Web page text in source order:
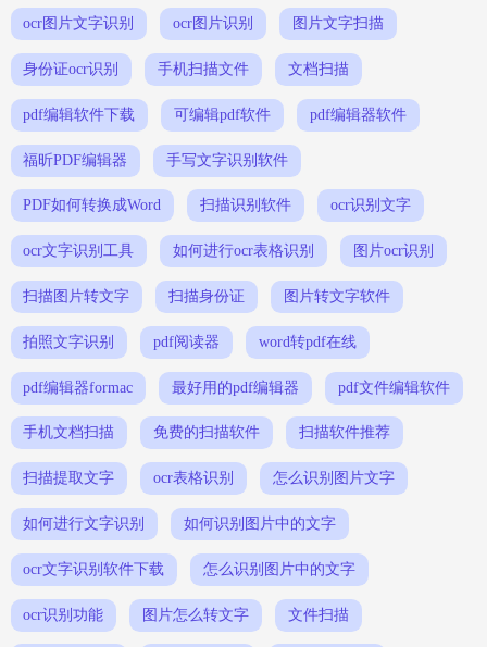
ocr图片文字识别 ocr图片识别 图片文字扫描
身份证ocr识别 手机扫描文件 文档扫描
pdf编辑软件下载 可编辑pdf软件 pdf编辑器软件
福昕PDF编辑器 手写文字识别软件
PDF如何转换成Word 扫描识别软件 ocr识别文字
ocr文字识别工具 如何进行ocr表格识别 图片ocr识别
扫描图片转文字 扫描身份证 图片转文字软件
拍照文字识别 pdf阅读器 word转pdf在线
pdf编辑器formac 最好用的pdf编辑器 pdf文件编辑软件
手机文档扫描 免费的扫描软件 扫描软件推荐
扫描提取文字 ocr表格识别 怎么识别图片文字
如何进行文字识别 如何识别图片中的文字
ocr文字识别软件下载 怎么识别图片中的文字
ocr识别功能 图片怎么转文字 文件扫描